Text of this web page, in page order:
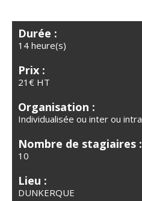
Durée :
14 heure(s)
Prix :
21€ HT
Organisation :
Individualisée ou inter ou intra
Nombre de stagiaires :
10
Lieu :
DUNKERQUE